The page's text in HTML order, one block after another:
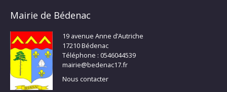
Mairie de Bédenac
19 avenue Anne d’Autriche
17210 Bédenac
Téléphone : 0546044539
mairie@bedenac17.fr
Nous contacter